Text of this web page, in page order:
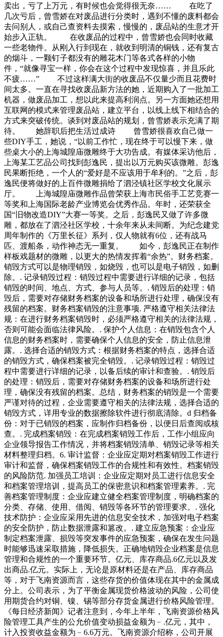
卖出，亏了上万元，有时候也会觉得很无奈…… 在吃了
几次亏后，曾雪娇在对废品进行分类时，遇到不懂的废料都会
去问别人，或自己查资料去摸索，慢慢的，废品站的生意才开
始步入正轨。 在收废品的过程中，曾雪娇也会同时收藏
一些老物件。从刚入行到现在，就收到明清的铜钱，还有复古
的烟斗，一颗钉子都没有的雕花木门等各式各样的小物
件，“就像寻宝一样，你会在这个过程中发现惊喜，并且乐此
不疲……” 不过这样满大街的收废品不仅量少而且花费时
间太多。一直在寻找收废品新方法的她，近期购入了一批加工
机器，做废品加工，想以此来提高利润点。另一方面她还想用
互联网的模式来管理废品站，建立平台，以线上线下相结合的
方式来突破传统。谈到对废品站的规划，曾雪娇表示充满了期
待。 她辞职后把生活过成诗 曾雪娇很喜欢自己做一
些DIY手工，她说，“以前工作忙，现在终于可以慢下来，做
些桌大小的上海城隍庙微雕终于大功告成。有媒体采访他后，
上海某工艺品公司找到彭逸民，提出以万元购买该微雕。彭逸
民果断拒绝，一个人的“爱好是不应该用于牟利的。”之后，彭
逸民便将做好的上百件微雕捐给了泗泾镇社区学校文化展示
厅。 上海城隍庙微雕作品曾荣获上海市民俗手工艺竞赛一
等奖和上海国际老龄产业博览会优秀作品。年时，还荣获全
国“旧物改造DIY”大赛一等奖。之后，彭逸民又做了许多微
雕，都放在了泗泾社区学校，十余年来从未间断。为纪念建党
周年制作的《万里长征》系列，仅人物就有6位，还有战马
匹、渡船条，动作神态无一重复。 如今，彭逸民正在制作
样板戏题材的微雕，以更大的热情发挥着“余热”。财务档案。
销毁方式可以是物理销毁，如烧毁，也可以是电子销毁，如删
除。. 记录销毁过程：销毁过程中需要进行详细的记录，包括
销毁的时间、地点、方式、参与人员等。. 销毁后的处理：销
毁后，需要对存储财务档案的设备和场所进行处理，确保没有
残留的档案。财务档案销毁的注意事项. 严格遵守相关法律法
规：在进行财务档案销毁时，必须严格遵守相关的法律法规，
否则可能会面临法律风险。. 保护个人信息：在销毁包含个人
信息的财务档案时，需要确保个人信息的安全，防止信息泄
露。. 选择合适的销毁方式：根据财务档案的特点，选择合适
的销毁方式，确保档案被完全销毁。. 记录销毁过程：销毁过
程中需要进行详细的记录，以备后续的审计和查验。. 销毁后
的处理：销毁后，需要对存储财务档案的设备和场所进行处
理，确保没有残留的档案。总结，财务档案的销毁是一个需要
严谨对待的过程，企业需要遵守相关的法律法规，选择合适的
销毁方式，详用专业的数据擦除软件进行彻底清除。d 归档备
份：对于已销毁的档案，应制作归档备份，以便日后查阅或核
查。. 完成档案销毁：在完成档案销毁工作后，工作小组应向
企业领导报告工作情况，并将档案销毁清单、销毁记录等相关
材料整理归档。6. 审计监督：企业应定期对档案销毁工作进行
审计和监督，确保档案销毁工作的合规性和有效性。档案销毁
的风险防范. 加强员工培训：企业应定期对员工进行信息安全
和档案管理培训，提高员工的保密意识和档案管理素养。. 完
善档案管理制度：企业应建立健全档案管理制度，明确档案的
分类、存储、使用、借阅、销毁等各环节的管理要求。. 强化
技术防护：企业应采用先进的信息安全技术，加强对电子档案
的安全防护，防止数据泄露和篡改。. 建立应急预案：企业应
制定档案泄露、损毁等突发事件的应急预案，确保在发生问题
时能够迅速采取措施，降低损失。正确地销毁企业档案是信息
管理和合规性的一个重要环节。亿元、库存商品.6亿元以及发
出商品.亿元。实际上，无论是原材料还是在产品、库存商品
等，对于飞南资源而言，这些存货的价值体现在其中的金属成
分上。公司表示，为了平衡金属现货价格波动的风险，公司使
用期货合约对铜、镍、锡等部分存货金属进行价格风险管理。
《每日经济新闻》记者注意到，今年上半年，飞南资源价格风
险管理工具产生的公允价值变动损益金额为﹣.亿元，其中，
计入投资收益金额为﹣6.6万元。飞南资源介绍称，公司开展